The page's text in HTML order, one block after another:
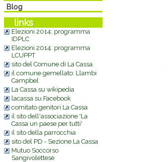
Blog
links
Elezioni 2014: programma
IDPLC
Elezioni 2014: programma
LCUPPT
sito del Comune di La Cassa
il comune gemellato: Llambi
Campbel
La Cassa su wikipedia
lacassa su Facebook
comitato genitori La Cassa
il sito dell'associazione 'La
Cassa un paese per tutti'
il sito della parrocchia
sito del PD - Sezione La Cassa
Mutuo Soccorso
Sangivolettese